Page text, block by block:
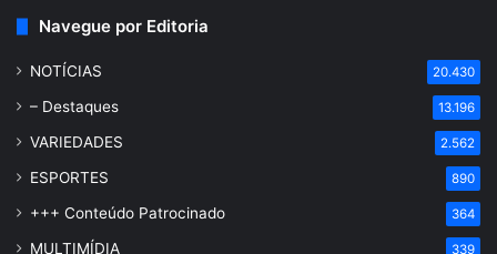
Navegue por Editoria
NOTÍCIAS 20.430
– Destaques 13.196
VARIEDADES 2.562
ESPORTES 890
+++ Conteúdo Patrocinado 364
MULTIMÍDIA 339